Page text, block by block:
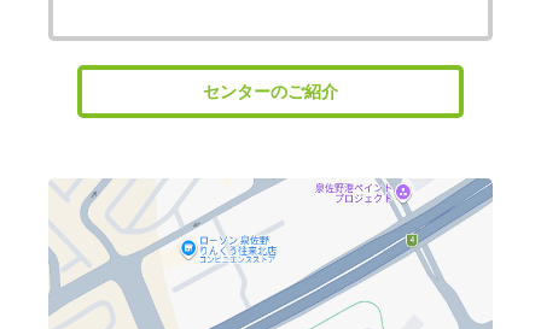
センターのご紹介